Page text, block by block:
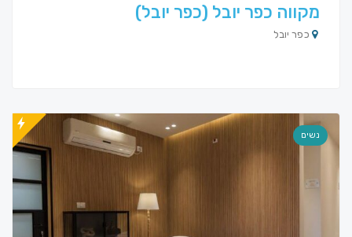
מקווה כפר יובל (כפר יובל)
כפר יובל
נשים